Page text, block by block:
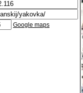
Google maps